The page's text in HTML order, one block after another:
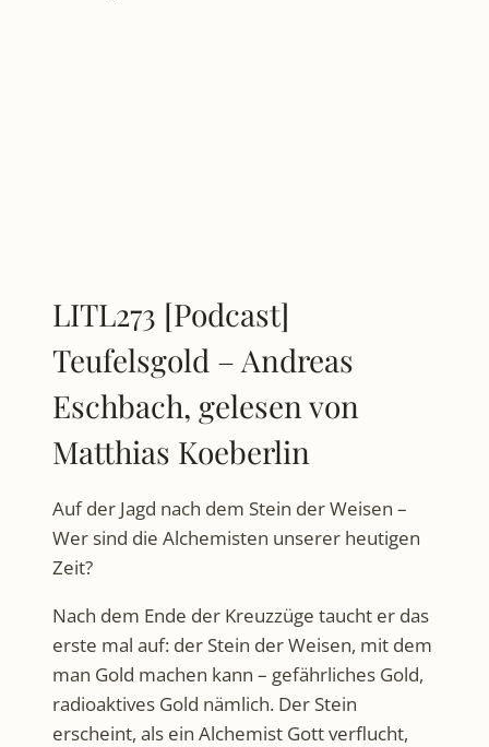
LITL273 [Podcast]
Teufelsgold – Andreas
Eschbach, gelesen von
Matthias Koeberlin
Auf der Jagd nach dem Stein der Weisen –
Wer sind die Alchemisten unserer heutigen
Zeit?
Nach dem Ende der Kreuzzüge taucht er das
erste mal auf: der Stein der Weisen, mit dem
man Gold machen kann – gefährliches Gold,
radioaktives Gold nämlich. Der Stein
erscheint, als ein Alchemist Gott verflucht,